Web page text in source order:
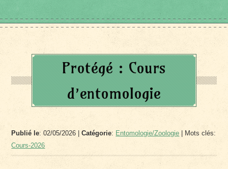
Protégé : Cours
d’entomologie
Publié le: 02/05/2026 |Catégorie: Entomologie/Zoologie | Mots clés:
Cours-2026